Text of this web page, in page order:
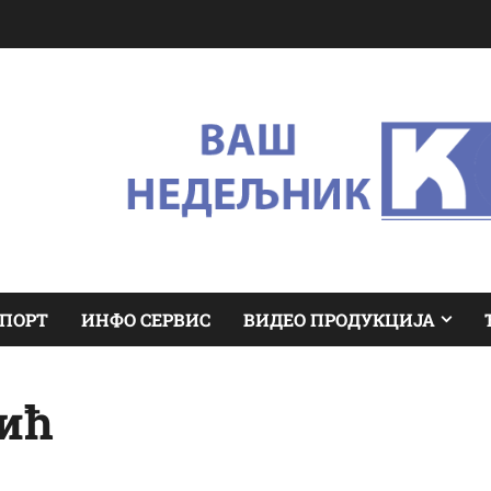
ИНФО СЕРВИС ВИДЕО ПРОДУКЦИЈА